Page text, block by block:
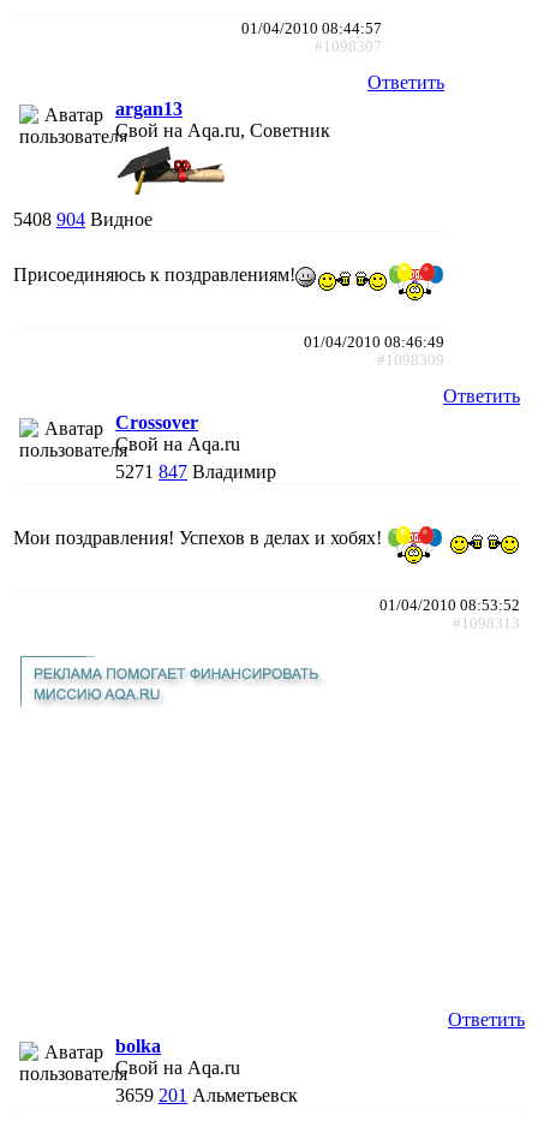
01/04/2010 08:44:57
#1098307
Ответить
argan13
Свой на Aqa.ru, Советник
5408 904 Видное
Присоединяюсь к поздравлениям!
01/04/2010 08:46:49
#1098309
Ответить
Crossover
Свой на Aqa.ru
5271 847 Владимир
Мои поздравления! Успехов в делах и хобях!
01/04/2010 08:53:52
#1098313
Ответить
bolka
Свой на Aqa.ru
3659 201 Альметьевск